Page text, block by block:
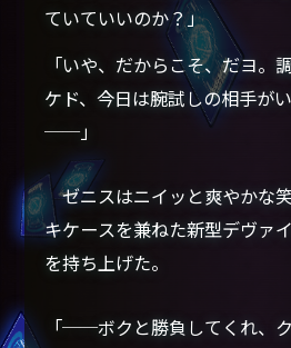
ていていいのか？」
「いや、だからこそ、だヨ。
ケド、今日は腕試しの相手が
──」
ゼニスはニイッと爽やかな
キケースを兼ねた新型デヴァ
を持ち上げた。
「──ボクと勝負してくれ、ク